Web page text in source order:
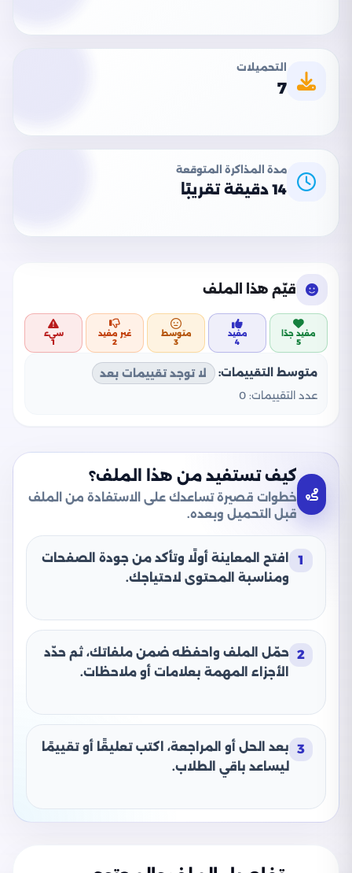
التحميلات
7
مدة المذاكرة المتوقعة
14 دقيقة تقريبًا
قيّم هذا الملف
مفيد جدًا
5
مفيد
4
متوسط
3
غير مفيد
2
سيء
1
متوسط التقييمات:
لا توجد تقييمات بعد
عدد التقييمات: 0
كيف تستفيد من هذا الملف؟
خطوات قصيرة تساعدك على الاستفادة من الملف
قبل التحميل وبعده.
1
افتح المعاينة أولًا وتأكد من جودة الصفحات
ومناسبة المحتوى لاحتياجك.
2 حمّل الملف واحفظه ضمن ملفاتك، ثم حدّد
الأجزاء المهمة بعلامات أو ملاحظات.
3
بعد الحل أو المراجعة، اكتب تعليقًا أو تقييمًا
ليساعد باقي الطلاب.